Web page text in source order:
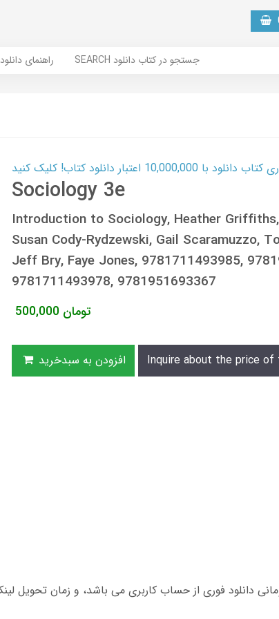
راهنمای دانلود SEARCH جستجو در کتاب دانلود
10,000,000 اعتبار دانلود کتاب! کلیک کنید
Sociology 3e
Introduction to Sociology, Heather
Susan Cody-Rydzewski, Gail Scaramuzzo,
Jeff Bry, Faye Jones, 9781711493985,
9781711493978, 9781951693367
500,000 تومان
افزودن به سبدخرید Inquire about the price of